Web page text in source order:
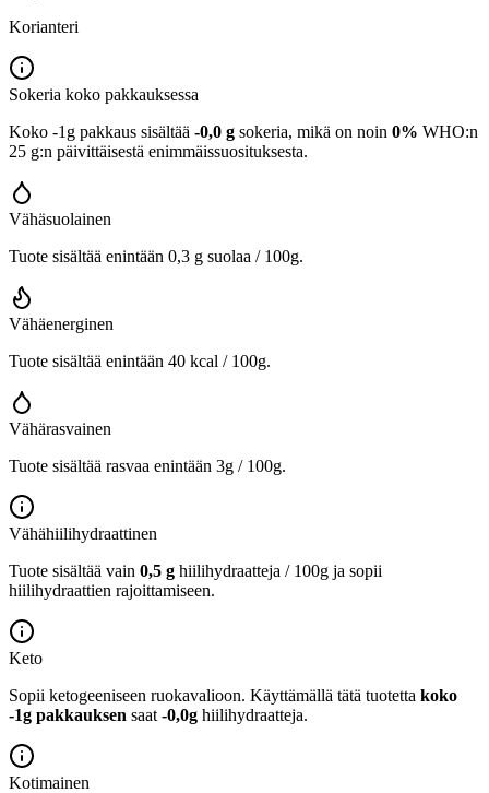
Korianteri
Sokeria koko pakkauksessa
Koko -1g pakkaus sisältää -0,0 g sokeria, mikä on noin 0% WHO:n
25 g:n päivittäisestä enimmäissuosituksesta.
Vähäsuolainen
Tuote sisältää enintään 0,3 g suolaa / 100g.
Vähäenerginen
Tuote sisältää enintään 40 kcal / 100g.
Vähärasvainen
Tuote sisältää rasvaa enintään 3g / 100g.
Vähähiilihydraattinen
Tuote sisältää vain 0,5 g hiilihydraatteja / 100g ja sopii
hiilihydraattien rajoittamiseen.
Keto
Sopii ketogeeniseen ruokavalioon. Käyttämällä tätä tuotetta koko
-1g pakkauksen saat -0,0g hiilihydraatteja.
Kotimainen